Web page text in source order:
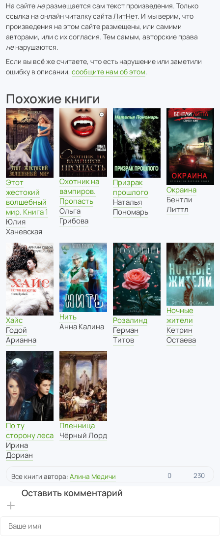
На сайте неразмещается сам текст произведения. Только
ссылка на онлайн читалку сайта ЛитНет. И мы верим, что
произведения на этом сайте размещены, или самими
авторами, или с их согласия. Тем самым, авторские права
ненарушаются.
Если вы всё же считаете, что есть нарушение или заметили
ошибку в описании, сообщите нам об этом.
Похожие книги
Этот
жестокий
волшебный
мир. Книга 1
Юлия
Ханевская
Охотник на
вампиров.
Пропасть
Ольга
Грибова
Призрак
прошлого
Наталья
Пономарь
Окраина
Бентли
Литтл
Хайс
Годой
Арианна
Нить
Анна Калина
Розалинд
Герман
Титов
Ночные
жители
Кетрин
Остаева
По ту
сторону леса
Ирина
Дориан
Пленница
Чёрный Лорд
Все книги автора: Алина Медичи 0 230
Оставить комментарий